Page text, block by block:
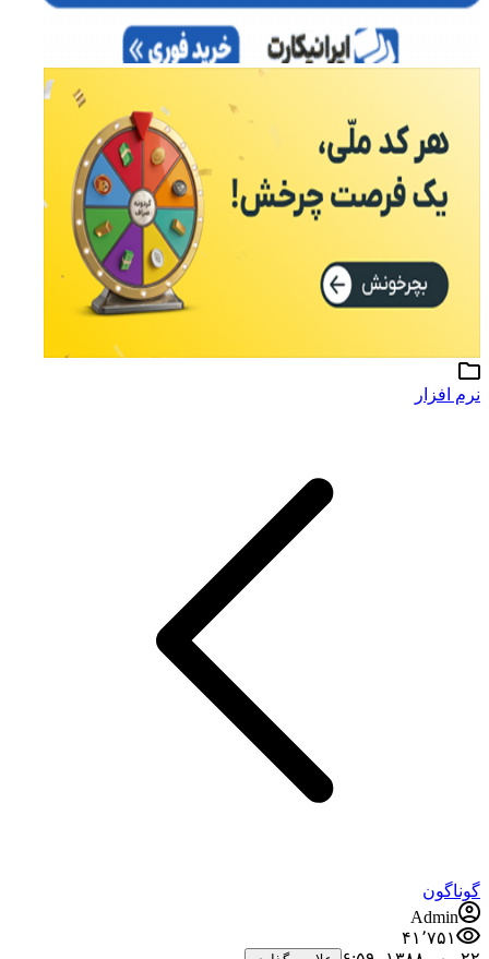
نرم افزار
گوناگون
Admin
۴۱٬۷۵۱